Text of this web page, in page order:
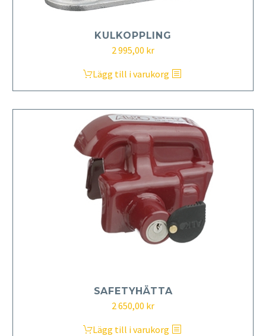
KULKOPPLING
2 995,00 kr
Lägg till i varukorg
SAFETYHÄTTA
2 650,00 kr
Lägg till i varukorg